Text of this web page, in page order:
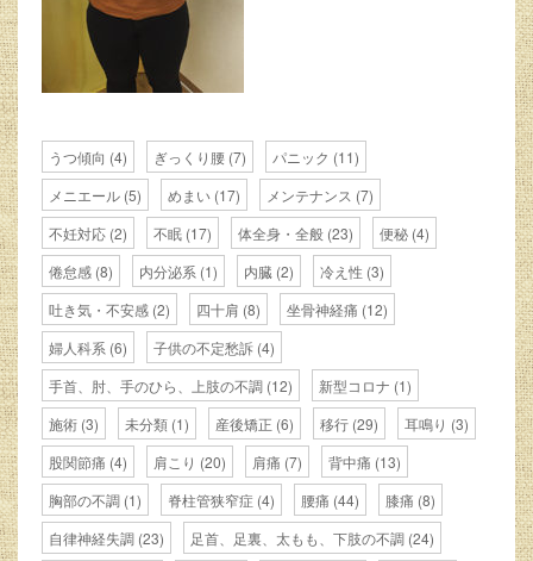
うつ傾向 (4) ぎっくり腰 (7) パニック (11)
メニエール (5) めまい (17) メンテナンス (7)
不妊対応 (2) 不眠 (17) 体全身・全般 (23) 便秘 (4)
倦怠感 (8) 内分泌系 (1) 内臓 (2) 冷え性 (3)
吐き気・不安感 (2) 四十肩 (8) 坐骨神経痛 (12)
婦人科系 (6) 子供の不定愁訴 (4)
手首、肘、手のひら、上肢の不調 (12) 新型コロナ (1)
施術 (3) 未分類 (1) 産後矯正 (6) 移行 (29) 耳鳴り (3)
股関節痛 (4) 肩こり (20) 肩痛 (7) 背中痛 (13)
胸部の不調 (1) 脊柱管狭窄症 (4) 腰痛 (44) 膝痛 (8)
自律神経失調 (23) 足首、足裏、太もも、下肢の不調 (24)